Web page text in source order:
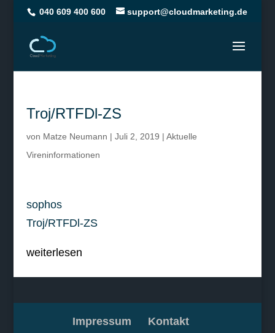
040 609 400 600 support@cloudmarketing.de
Troj/RTFDl-ZS
von Matze Neumann | Juli 2, 2019 | Aktuelle
Vireninformationen
sophos
Troj/RTFDl-ZS
weiterlesen
Impressum Kontakt